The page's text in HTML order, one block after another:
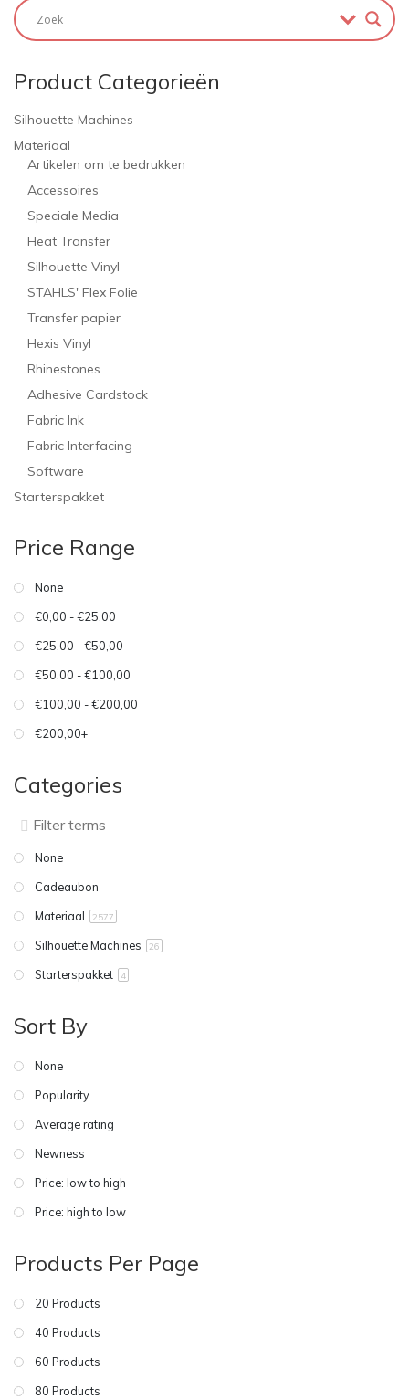
Product Categorieën
Silhouette Machines
Materiaal
Artikelen om te bedrukken
Accessoires
Speciale Media
Heat Transfer
Silhouette Vinyl
STAHLS' Flex Folie
Transfer papier
Hexis Vinyl
Rhinestones
Adhesive Cardstock
Fabric Ink
Fabric Interfacing
Software
Starterspakket
Price Range
None
€0,00 - €25,00
€25,00 - €50,00
€50,00 - €100,00
€100,00 - €200,00
€200,00+
Categories
None
Cadeaubon
Materiaal
2577
Silhouette Machines 26
Starterspakket 4
Sort By
None
Popularity
Average rating
Newness
Price: low to high
Price: high to low
Products Per Page
20 Products
40 Products
60 Products
80 Products